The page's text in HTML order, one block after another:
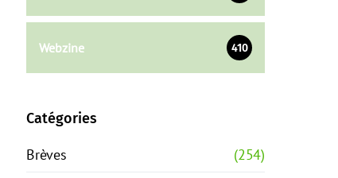
Webzine 410
Catégories
Brèves
(254)